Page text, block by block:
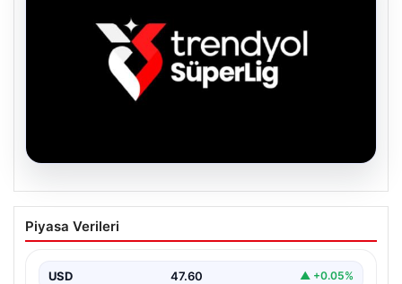
TFF’den isim sponsorluğu açıklaması!
Trendyol Süper Lig…
Piyasa Verileri
USD 47.60 ▲ +0.05%